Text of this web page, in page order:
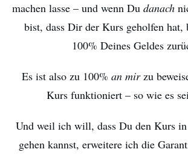
machen lasse – und wenn Du danach
bist, dass Dir der Kurs geholfen hat,
100% Deines Geldes
Es ist also zu 100% an mirzu
Kurs funktioniert – so wie es
Und weil ich will, dass Du den Kurs in
gehen kannst, erweitere ich die